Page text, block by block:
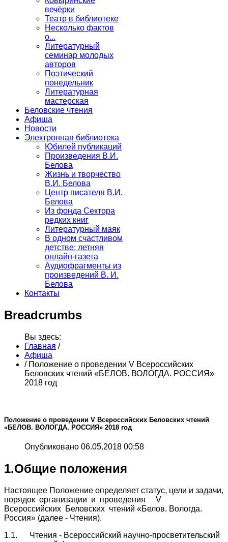
вечёрки
Театр в библиотеке
Несколько фактов
о...
Литературный
семинар молодых
авторов
Поэтический
понедельник
Литературная
мастерская
Беловские чтения
Афиша
Новости
Электронная библиотека
Юбилей публикаций
Произведения В.И.
Белова
Жизнь и творчество
В.И. Белова
Центр писателя В.И.
Белова
Из фонда Сектора
редких книг
Литературный маяк
В одном счастливом
детстве: летняя
онлайн-газета
Аудиофрагменты из
произведений В. И.
Белова
Контакты
Breadcrumbs
Вы здесь:
Главная /
Афиша
/ Положение о проведении V Всероссийских
Беловских чтений «БЕЛОВ. ВОЛОГДА. РОССИЯ»
2018 год
Положение о проведении V Всероссийских Беловских чтений
«БЕЛОВ. ВОЛОГДА. РОССИЯ» 2018 год
Опубликовано 06.05.2018 00:58
1.Общие положения
Настоящее Положение определяет статус, цели и задачи,
порядок организации и проведения V
Всероссийских Беловских чтений «Белов. Вологда.
Россия» (далее - Чтения).
1.1. Чтения - Всероссийский научно-просветительский